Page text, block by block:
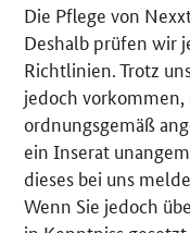
Die Pflege von
Deshalb prüfen wir
Richtlinien. Trotz
jedoch
ordnungsgemäß
ein Inserat
dieses bei uns
Wenn Sie jedoch